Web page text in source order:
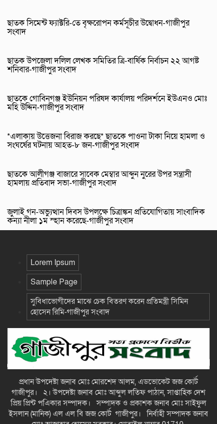
ছাতক সিমেন্ট ফ্যাক্টরি-তে বৃক্ষরোপন কর্মসূচীর উদ্বোধন-গাজীপুর
সংবাদ
ছাতক উপজেলা দলিল লেখক সমিতির ত্রি-বার্ষিক নির্বাচন ২২ আগষ্ট
শনিবার-গাজীপুর সংবাদ
ছাতকে গোবিনগঞ্জ ইউনিয়ন পরিষদ কার্যালয় পরিদর্শনে ইউএনও মোঃ
মহি উদ্দিন-গাজীপুর সংবাদ
*এলাকায় উত্তেজনা বিরাজ করছে* ছাতকে পাওনা টাকা নিয়ে হামলা ও
সংঘর্ষের ঘটনায় আহত-৮ জন-গাজীপুর সংবাদ
ছাতকে আলীগঞ্জ বাজারে সাবেক মেম্বার আব্দুন নুরের উপর সন্ত্রাসী
হামলায় প্রতিবাদ সভা-গাজীপুর সংবাদ
জুলাই গন-অভ্যুত্থান দিবস উপলক্ষে চিত্রাঙ্কন প্রতিযোগিতায় সাংবাদিক
কন্যা নীলা ১ম স্হান করেছে-গাজীপুর সংবাদ
Lorem Ipsum
Sample Page
সুবিধাভোগীদের মাঝে চেক বিতরণ করেন প্রতিমন্ত্রী সিমিন
হোসেন রিমি-গাজীপুর সংবাদ
প্রধান উপদেষ্টা জনাব মোঃ মোরশেদ আলম, এডভোকেট জজ কোর্ট
গাজীপুর। ২। উপদেষ্টা জনাব মোঃ আব্দুল লতিফ পাঠান, সাপ্তাহিক দেশ
প্রিয় প্রিন্ট পএিকার সম্পাদক। সম্পাদক ও প্রকাশক জনাব মোঃ সাইফুল
ইসলান (মানিক) এল এল বি জজ কোর্ট গাজীপুর। নির্বাহী সম্পাদক জনাব